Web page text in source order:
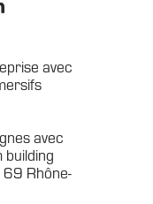
avec
avec
69 Rhône-